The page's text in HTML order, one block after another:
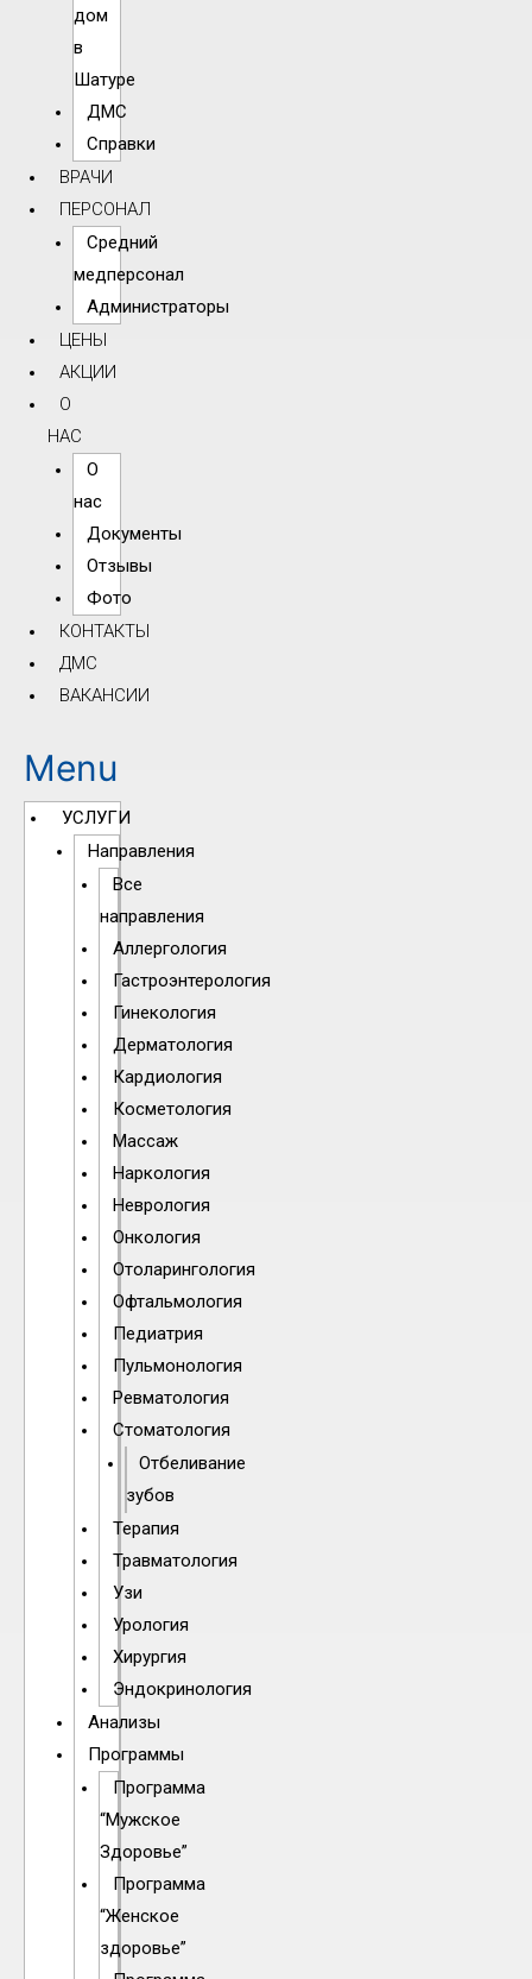
дом
в
Шатуре
ДМС
Справки
ВРАЧИ
ПЕРСОНАЛ
Средний
медперсонал
Администраторы
ЦЕНЫ
АКЦИИ
О
НАС
О
нас
Документы
Отзывы
Фото
КОНТАКТЫ
ДМС
ВАКАНСИИ
Menu
УСЛУГИ
Направления
Все
направления
Аллергология
Гастроэнтерология
Гинекология
Дерматология
Кардиология
Косметология
Массаж
Наркология
Неврология
Онкология
Отоларингология
Офтальмология
Педиатрия
Пульмонология
Ревматология
Стоматология
Отбеливание
зубов
Терапия
Травматология
Узи
Урология
Хирургия
Эндокринология
Анализы
Программы
Программа
“Мужское
Здоровье”
Программа
“Женское
здоровье”